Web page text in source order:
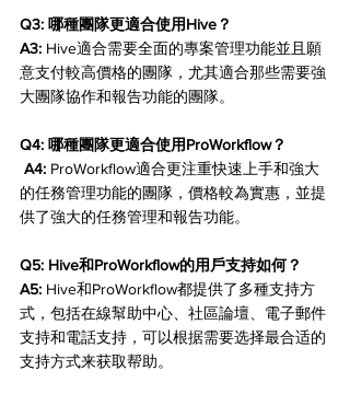
Q3: 哪種團隊更適合使用Hive？
A3: Hive適合需要全面的專案管理功能並且願
意支付較高價格的團隊，尤其適合那些需要強
大團隊協作和報告功能的團隊。
Q4: 哪種團隊更適合使用ProWorkflow？
A4: ProWorkflow適合更注重快速上手和強大
的任務管理功能的團隊，價格較為實惠，並提
供了強大的任務管理和報告功能。
Q5: Hive和ProWorkflow的用戶支持如何？
A5: Hive和ProWorkflow都提供了多種支持方
式，包括在線幫助中心、社區論壇、電子郵件
支持和電話支持，可以根据需要选择最合适的
支持方式来获取帮助。